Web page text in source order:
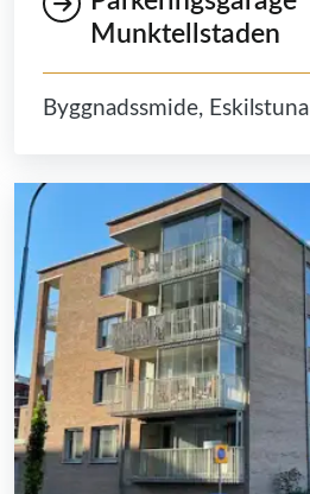
Munktellstaden
Byggnadssmide, Eskilstuna